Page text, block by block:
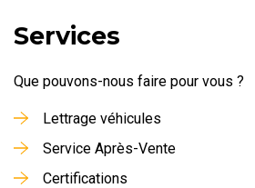
Services
Que pouvons-nous faire pour vous ?
Lettrage véhicules
Service Après-Vente
Certifications